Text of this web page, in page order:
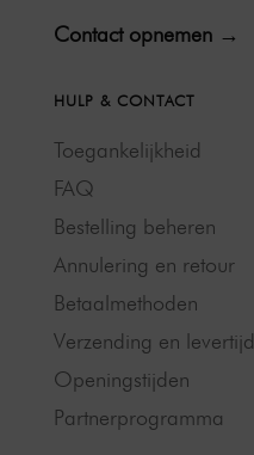
Contact opnemen →
HULP & CONTACT
Toegankelijkheid
FAQ
Bestelling beheren
Annulering en retour
Betaalmethoden
Verzending en levertijd
Openingstijden
Partnerprogramma